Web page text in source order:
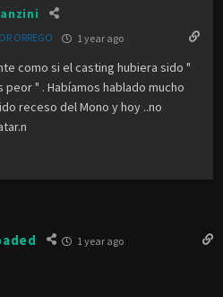
ORREGO 1 year ago
como si el casting hubiera sido "
" . Habíamos hablado mucho
receso del Mono y hoy ..no
1 year ago